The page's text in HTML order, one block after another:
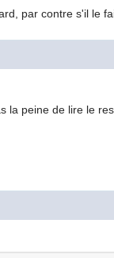
par contre s'il le
la peine de lire le